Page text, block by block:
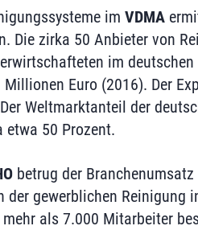
im VDMA
Die zirka 50 Anbieter von
im
Euro (2016). Der
Weltmarktanteil der
50 Prozent.
betrug der Branchenumsatz
gewerblichen Reinigung
als 7.000 Mitarbeiter